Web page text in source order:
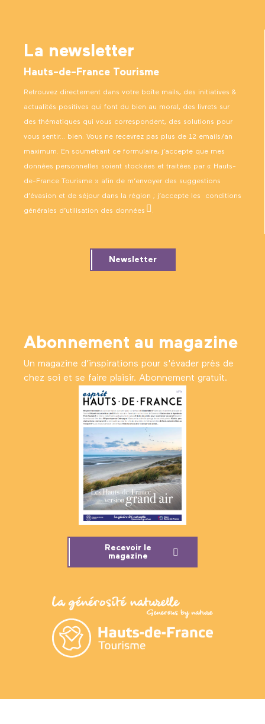
La newsletter
Hauts-de-France Tourisme
Retrouvez directement dans votre boîte mails, des initiatives &
actualités positives qui font du bien au moral, des livrets sur
des thématiques qui vous correspondent, des solutions pour
vous sentir… bien. Vous ne recevrez pas plus de 12 emails/an
maximum. En soumettant ce formulaire, j’accepte que mes
données personnelles soient stockées et traitées par « Hauts-
de-France Tourisme » afin de m’envoyer des suggestions
d’évasion et de séjour dans la région ; j’accepte les conditions
générales d’utilisation des données .
Newsletter
Abonnement au magazine
Un magazine d’inspirations pour s'évader près de
chez soi et se faire plaisir. Abonnement gratuit.
Recevoir le
magazine